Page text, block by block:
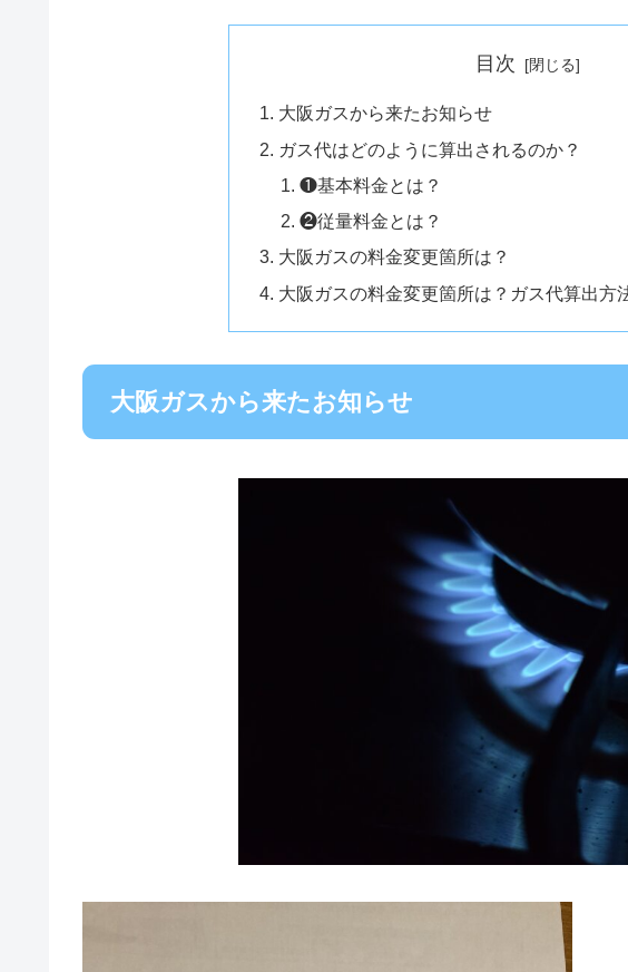
目次
大阪ガスから来たお知らせ
ガス代はどのように算出されるのか？
❶基本料金とは？
❷従量料金とは？
大阪ガスの料金変更箇所は？
大阪ガスの料金変更箇所は？ガス代算出方
大阪ガスから来たお知らせ